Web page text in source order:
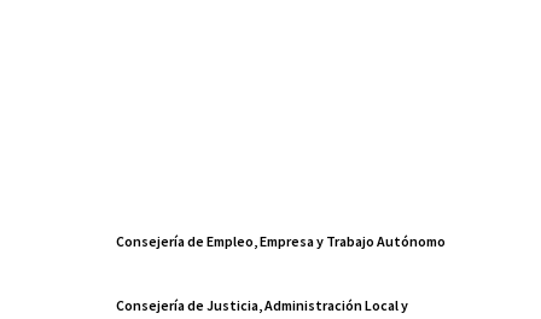
Consejería de Empleo, Empresa y Trabajo Autónomo
Consejería de Justicia, Administración Local y